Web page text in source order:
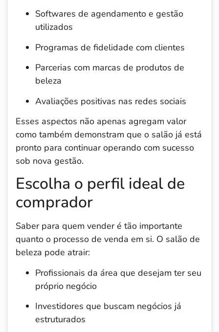
Softwares de agendamento e gestão
utilizados
Programas de fidelidade com clientes
Parcerias com marcas de produtos de
beleza
Avaliações positivas nas redes sociais
Esses aspectos não apenas agregam valor
como também demonstram que o salão já está
pronto para continuar operando com sucesso
sob nova gestão.
Escolha o perfil ideal de
comprador
Saber para quem vender é tão importante
quanto o processo de venda em si. O salão de
beleza pode atrair:
Profissionais da área que desejam ter seu
próprio negócio
Investidores que buscam negócios já
estruturados